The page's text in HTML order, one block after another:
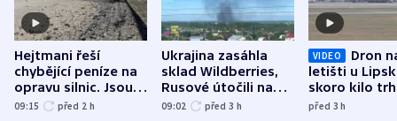
Hejtmani řeší
chybějící peníze na
opravu silnic. Jsou
nenárokové, namítá
09:15 před 2 h
Ukrajina zasáhla
sklad Wildberries,
Rusové útočili na
trh, hasiče či
09:02 před 3 h
VIDEO
Dron
letišti u
skoro kilo
indicie
před 3h